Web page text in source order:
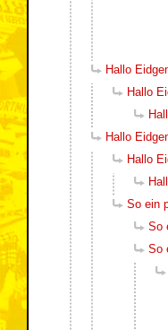
Hallo
Hallo
Hallo
Hallo
So ein
So
So